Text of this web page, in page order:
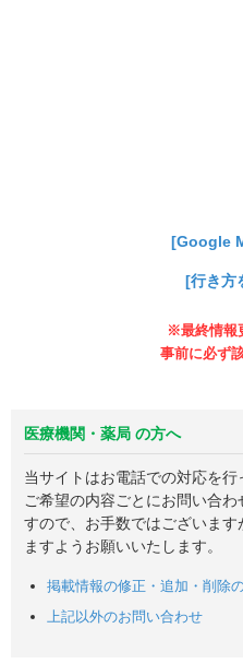
[Google
[行き方
医療機関・薬局 の方へ
当サイトはお電話での対応を行
ご希望の内容ごとにお問い合
すので、お手数ではございま
ますようお願いいたします。
掲載情報の修正・追加・削除
上記以外のお問い合わせ